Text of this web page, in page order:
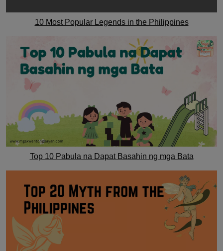
10 Most Popular Legends in the Philippines
Top 10 Pabula na Dapat Basahin ng mga Bata